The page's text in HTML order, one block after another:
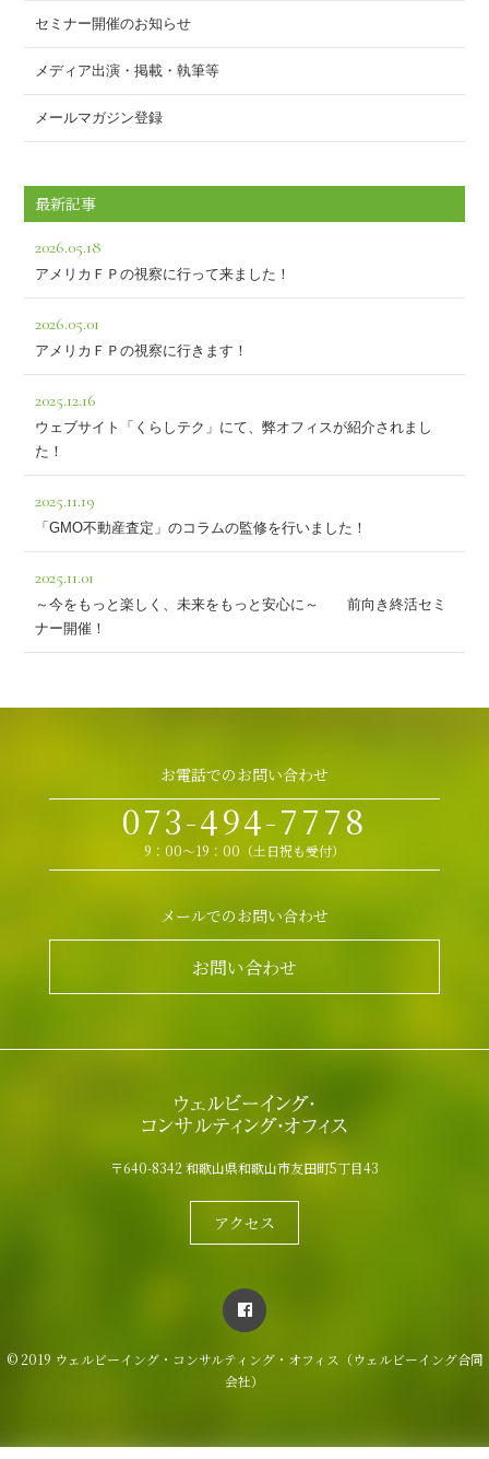
セミナー開催のお知らせ
メディア出演・掲載・執筆等
メールマガジン登録
最新記事
2026.05.18
アメリカＦＰの視察に行って来ました！
2026.05.01
アメリカＦＰの視察に行きます！
2025.12.16
ウェブサイト「くらしテク」にて、弊オフィスが紹介されまし
た！
2025.11.19
「GMO不動産査定」のコラムの監修を行いました！
2025.11.01
～今をもっと楽しく、未来をもっと安心に～ 前向き終活セミ
ナー開催！
お電話でのお問い合わせ
073-494-7778
9：00～19：00（土日祝も受付）
メールでのお問い合わせ
お問い合わせ
〒640-8342 和歌山県和歌山市友田町5丁目43
アクセス
© 2019 ウェルビーイング・コンサルティング・オフィス（ウェルビーイング合同
会社）